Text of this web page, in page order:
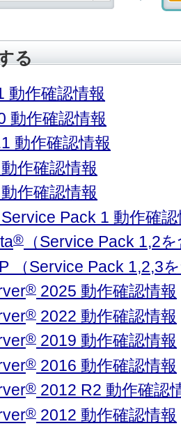
る
動作確認情報
動作確認情報
動作確認情報
作確認情報
作確認情報
Pack 1 動作確
® （Service Pack 1,2
（Service Pack 1,2,3
® 2025 動作確認情報
® 2022 動作確認情報
® 2019 動作確認情報
® 2016 動作確認情報
® 2012 R2 動作確認
® 2012 動作確認情報